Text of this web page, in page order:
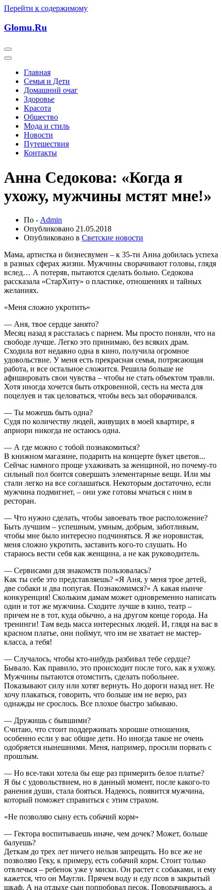
Перейти к содержимому
Glomu.Ru
Главная
Семья и Дети
Домашний очаг
Здоровье
Красота
Общество
Мода и стиль
Новости
Путешествия
Контакты
Анна Седокова: «Когда я
ухожу, мужчины мстят мне!»
По - Admin
Опубликовано 21.05.2018
Опубликовано в Светские новости
Мама, артистка и бизнесвумен – к 35-ти Анна добилась успеха
в разных сферах жизни. Мужчины сворачивают головы, глядя
вслед… А потеряв, пытаются сделать больно. Седокова
рассказала «СтарХиту» о пластике, отношениях и тайных
желаниях.
«Меня сложно укротить»
— Аня, твое сердце занято?
Месяц назад я рассталась с парнем. Мы просто поняли, что на
свободе лучше. Легко это принимаю, без всяких драм.
Сходила вот недавно одна в кино, получила огромное
удовольствие. У меня есть прекрасная семья, потрясающая
работа, и все остальное сложится. Решила больше не
афишировать свои чувства – чтобы не стать объектом травли.
Хотя иногда хочется быть откровенной, сесть на места для
поцелуев и так целоваться, чтобы весь зал оборачивался.
— Ты можешь быть одна?
Судя по количеству людей, живущих в моей квартире, я
априори никогда не остаюсь одна.
— А где можно с тобой познакомиться?
В книжном магазине, подарить на концерте букет цветов...
Сейчас намного проще ухаживать за женщиной, но почему-то
сильный пол боится совершать элементарные вещи. Или мы
стали легко на все соглашаться. Некоторым достаточно, если
мужчина подмигнет, – они уже готовы мчаться с ним в
ресторан.
— Что нужно сделать, чтобы завоевать твое расположение?
Быть лучшим – успешным, умным, добрым, заботливым,
чтобы мне было интересно подчиняться. Я же норовистая,
меня сложно укротить, заставить кого-то слушать. Но
стараюсь вести себя как женщина, а не как руководитель.
— Сервисами для знакомств пользовалась?
Как ты себе это представляешь? «Я Аня, у меня трое детей,
две собаки и два попугая. Познакомимся?» А какая нынче
конкуренция! Скольким дамам может одновременно написать
один и тот же мужчина. Сходите лучше в кино, театр –
причем не в тот, куда обычно, а на другом конце города. На
тренинги! Там ведь масса интересных людей. И, глядя на вас в
красном платье, они поймут, что им не хватает не мастер-
класса, а тебя!
— Случалось, чтобы кто-нибудь разбивал тебе сердце?
Бывало. Как правило, это происходит после того, как я ухожу.
Мужчины пытаются отомстить, сделать побольнее.
Показывают силу или хотят вернуть. Но дороги назад нет. Не
хочу плакаться, говорить, что больше им не верю, раз
однажды не срослось. Все плохое быстро забываю.
— Дружишь с бывшими?
Считаю, что стоит поддерживать хорошие отношения,
особенно если у вас общие дети. Но иногда такое не очень
одобряется нынешними. Меня, например, просили порвать с
прошлым.
— Но все-таки хотела бы еще раз примерить белое платье?
Я бы с удовольствием, но в данный момент, после какого-то
ранения души, стала бояться. Надеюсь, появится мужчина,
который поможет справиться с этим страхом.
«Не позволяю сыну есть собачий корм»
— Гектора воспитываешь иначе, чем дочек? Может, больше
балуешь?
Деткам до трех лет ничего нельзя запрещать. Но все же не
позволяю Геку, к примеру, есть собачий корм. Стоит только
отвлечься – ребенок уже у миски. Он растет с собаками, и ему
кажется, что он Маугли. Прячем воду и еду псов в закрытый
шкаф. А на отдыхе сын попробовал песок. Поворачиваюсь, а